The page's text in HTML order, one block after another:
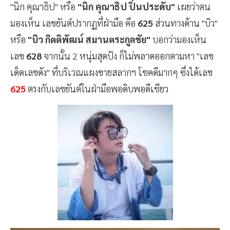
"นิก คุณาธิป" หรือ "นิก คุณาธิป ปิ่นประดับ" เผยว่าตน
มองเห็น เลขยันต์ปรากฏที่ฝ่ามือ คือ 625 ส่วนทางด้าน "บิว"
หรือ "บิว กิตติพัฒน์ สมานตระกูลชัย" บอกว่ามองเห็น
เลข 628 จากนั้น 2 หนุ่มสุดปัง ก็ไม่พลาดออกตามหา "เลข
เด็ดเลขดัง" ที่บริเวณแผงขายสลากฯ โชคดีมากๆ ซึ่งได้เลข
625ตรงกับเลขยันต์ในฝ่ามือพอดิบพอดีเชียว